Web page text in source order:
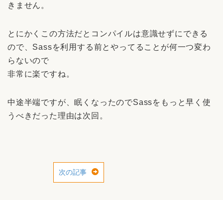
きません。
とにかくこの方法だとコンパイルは意識せずにできる
ので、Sassを利用する前とやってることが何一つ変わ
らないので
非常に楽ですね。
中途半端ですが、眠くなったのでSassをもっと早く使
うべきだった理由は次回。
次の記事